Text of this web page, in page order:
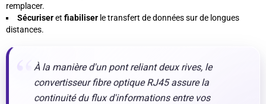
remplacer.
Sécuriseret fiabiliser le transfert de données sur de longues
distances.
À la manière d'un pont reliant deux rives, le
convertisseur fibre optique RJ45 assure la
continuité du flux d'informations entre vos